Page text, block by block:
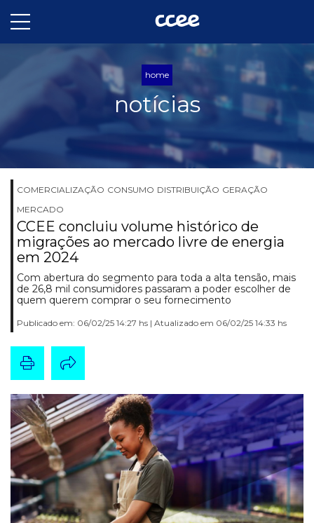
home
notícias
COMERCIALIZAÇÃO CONSUMO DISTRIBUIÇÃO GERAÇÃO
MERCADO
CCEE concluiu volume histórico de
migrações ao mercado livre de energia
em 2024
Com abertura do segmento para toda a alta tensão, mais
de 26,8 mil consumidores passaram a poder escolher de
quem querem comprar o seu fornecimento
Publicado em: 06/02/25 14:27 hs | Atualizado em 06/02/25 14:33 hs